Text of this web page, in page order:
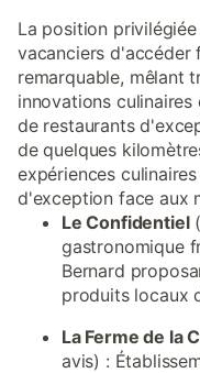
La position
vacanciers d'accéder
remarquable, mêlant
innovations
de restaurants
de quelques
expériences
d'exception face aux
Le Confidentiel
gastronomique
Bernard
produits locaux
La Ferme de la
avis) :